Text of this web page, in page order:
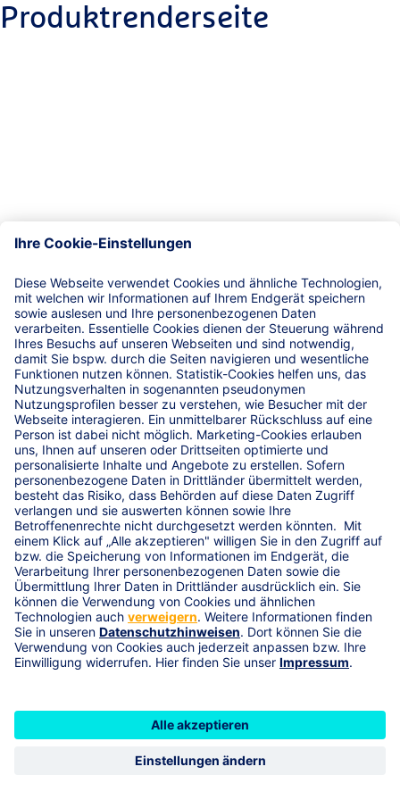
Produktrenderseite